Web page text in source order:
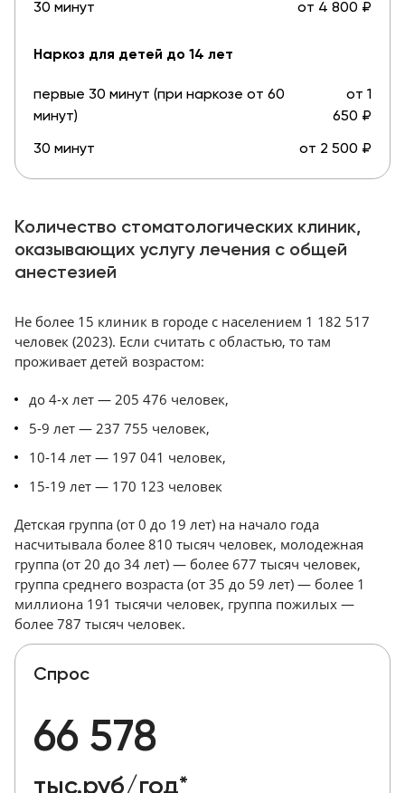
30 минут от 4 800 ₽
Наркоз для детей до 14 лет
первые 30 минут (при наркозе от 60
минут)
от 1
650 ₽
30 минут от 2 500 ₽
Количество стоматологических клиник,
оказывающих услугу лечения с общей
анестезией
Не более 15 клиник в городе с населением 1 182 517
человек (2023). Если считать с областью, то там
проживает детей возрастом:
до 4-х лет — 205 476 человек,
5-9 лет — 237 755 человек,
10-14 лет — 197 041 человек,
15-19 лет — 170 123 человек
Детская группа (от 0 до 19 лет) на начало года
насчитывала более 810 тысяч человек, молодежная
группа (от 20 до 34 лет) — более 677 тысяч человек,
группа среднего возраста (от 35 до 59 лет) — более 1
миллиона 191 тысячи человек, группа пожилых —
более 787 тысяч человек.
Спрос
66 578
тыс.руб/год*